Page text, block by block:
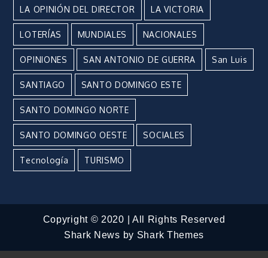
LA OPINIÓN DEL DIRECTOR LA VICTORIA
LOTERÍAS MUNDIALES NACIONALES
OPINIONES SAN ANTONIO DE GUERRA San Luis
SANTIAGO SANTO DOMINGO ESTE
SANTO DOMINGO NORTE
SANTO DOMINGO OESTE SOCIALES
Tecnología TURISMO
Copyright © 2020 | All Rights Reserved
Shark News by Shark Themes